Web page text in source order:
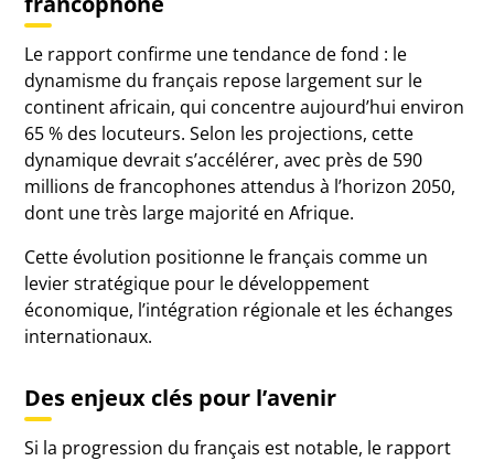
Le rapport confirme une tendance de fond : le
dynamisme du français repose largement sur le
continent africain, qui concentre aujourd’hui environ
65 % des locuteurs. Selon les projections, cette
dynamique devrait s’accélérer, avec près de 590
millions de francophones attendus à l’horizon 2050,
dont une très large majorité en Afrique.
Cette évolution positionne le français comme un
levier stratégique pour le développement
économique, l’intégration régionale et les échanges
internationaux.
Des enjeux clés pour l’avenir
Si la progression du français est notable, le rapport